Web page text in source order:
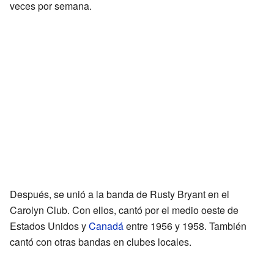
veces por semana.
Después, se unió a la banda de Rusty Bryant en el
Carolyn Club. Con ellos, cantó por el medio oeste de
Estados Unidos yCanadáentre 1956 y 1958. También
cantó con otras bandas en clubes locales.